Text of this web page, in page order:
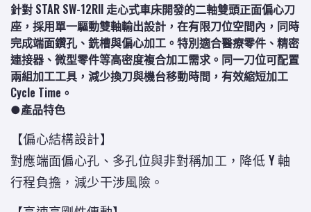
針對 STAR SW-12RII 走心式車床開發的二軸雙頭正面偏心刀
座，採用單一驅動雙軸輸出設計，在有限刀位空間內，同時
完成端面鑽孔、銑槽與偏心加工。特別適合醫療零件、精密
連接器、微型零件等高密度複合加工需求。同一刀位可配置
兩組加工工具，減少換刀與機台移動時間，有效縮短加工
Cycle Time。
●產品特色
【偏心結構設計】
對應端面偏心孔、多孔位與非對稱加工，降低 Y 軸
行程負擔，減少干涉風險。